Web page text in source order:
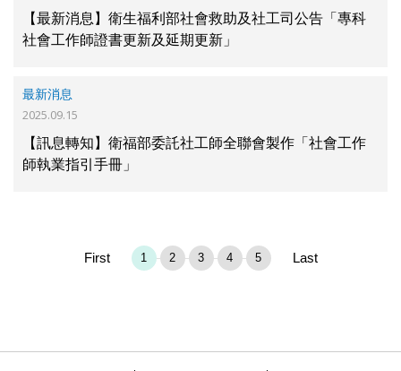
【最新消息】衛生福利部社會救助及社工司公告「專科
社會工作師證書更新及延期更新」
最新消息
【訊息轉知】衛福部委託社工師全聯會製作「社會工作
師執業指引手冊」
2025.09.15
First 1 2 3 4 5 Last